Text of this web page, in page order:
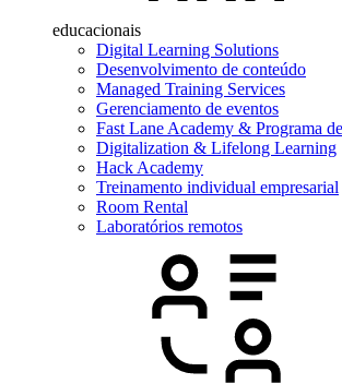
educacionais
Digital Learning Solutions
Desenvolvimento de conteúdo
Managed Training Services
Gerenciamento de eventos
Fast Lane Academy & Programa
Digitalization & Lifelong Learning
Hack Academy
Treinamento individual empresarial
Room Rental
Laboratórios remotos